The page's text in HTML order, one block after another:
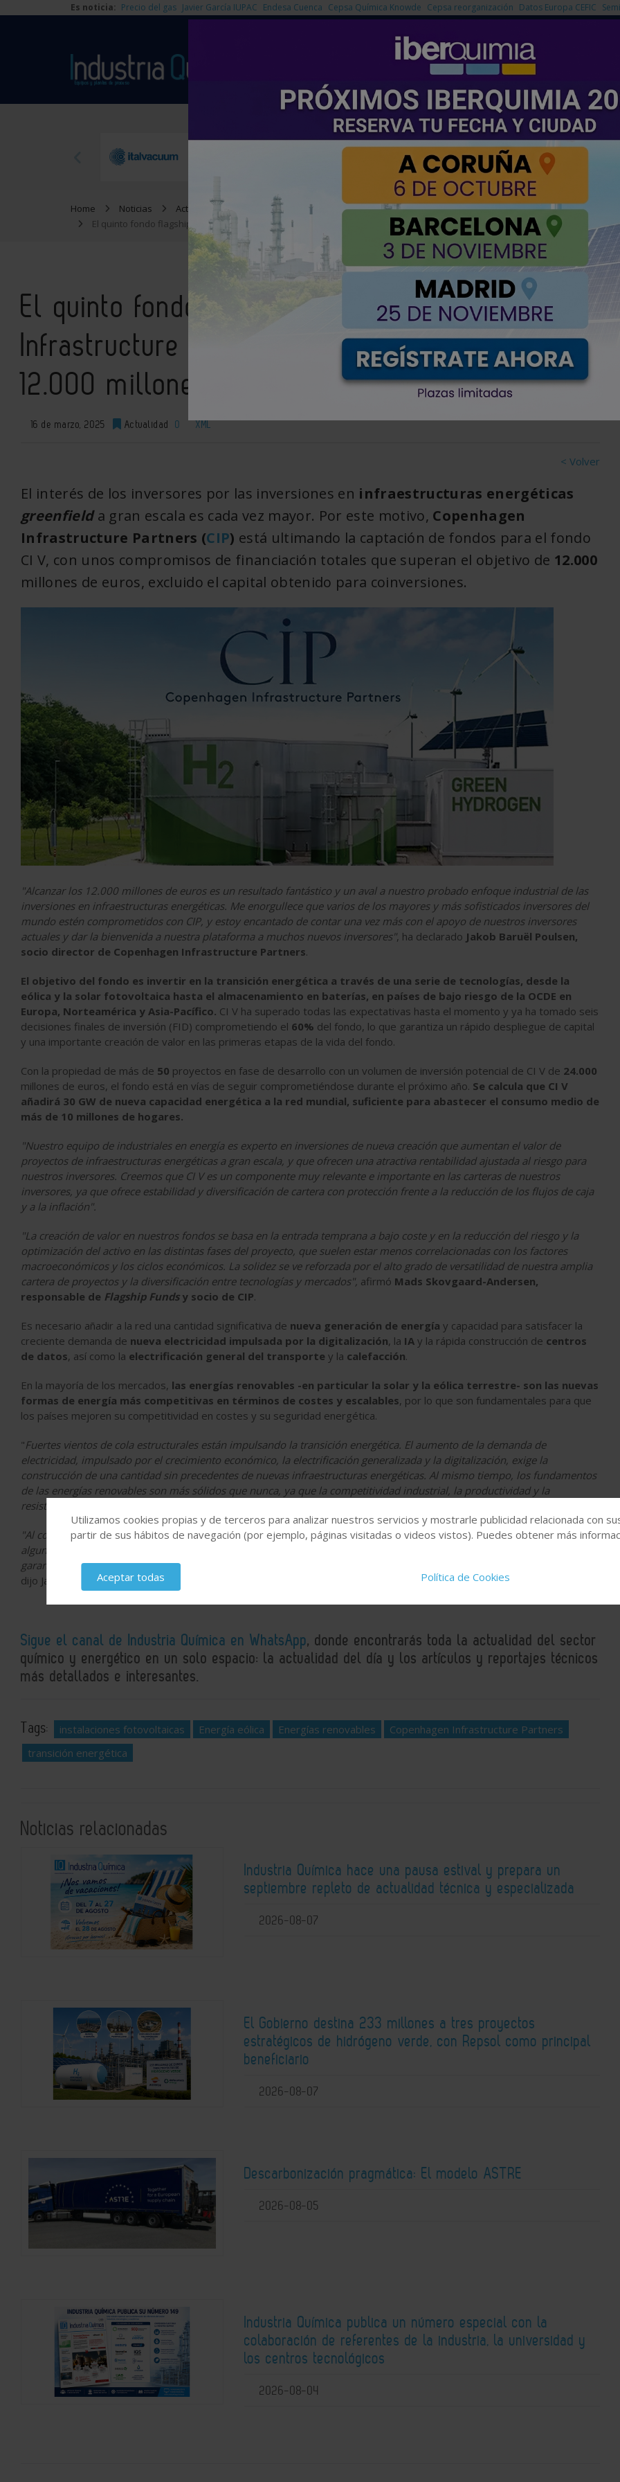
Es noticia: Precio del gas Javier García IUPAC Endesa Cuenca Cepsa Química Knowde Cepsa reorganización Datos Europa CEFIC
NOTICIAS PRODUCTOS
EMPRESAS PREMIUM
Home Noticias
Actualidad
El quinto fondo flagship de Copenhagen Infrastructure Partners supera su objetivo de 12.000 millones de euros
El quinto fondo flagship de Copenhagen
Infrastructure Partners supera su objetivo de
12.000 millones de euros
16 de marzo, 2025 Actualidad 0 XML
< Volver
El interés de los inversores por las inversiones en infraestructuras energéticas
greenfielda gran escala es cada vez mayor. Por este motivo, Copenhagen
Infrastructure Partners (CIP) está ultimando la captación de fondos para el fondo
CI V, con unos compromisos de financiación totales que superan el objetivo de 12.000
millones de euros, excluido el capital obtenido para coinversiones.
"Alcanzar los 12.000 millones de euros es un resultado fantástico y un aval a nuestro probado enfoque industrial de las
inversiones en infraestructuras energéticas. Me enorgullece que varios de los mayores y más sofisticados inversores del
mundo estén comprometidos con CIP, y estoy encantado de contar una vez más con el apoyo de nuestros inversores
actuales y dar la bienvenida a nuestra plataforma a muchos nuevos inversores", ha declarado Jakob Baruël Poulsen,
socio director de Copenhagen Infrastructure Partners.
El objetivo del fondo es invertir en la transición energética a través de una serie de tecnologías, desde la
eólica y la solar fotovoltaica hasta el almacenamiento en baterías, en países de bajo riesgo de la OCDE en
Europa, Norteamérica y Asia-Pacífico. CI V ha superado todas las expectativas hasta el momento y ya ha tomado seis
decisiones finales de inversión (FID) comprometiendo el 60% del fondo, lo que garantiza un rápido despliegue de capital
y una importante creación de valor en las primeras etapas de la vida del fondo.
Con la propiedad de más de 50 proyectos en fase de desarrollo con un volumen de inversión potencial de CI V de 24.000
millones de euros, el fondo está en vías de seguir comprometiéndose durante el próximo año. Se calcula que CI V
añadirá 30 GW de nueva capacidad energética a la red mundial, suficiente para abastecer el consumo medio de
más de 10 millones de hogares.
"Nuestro equipo de industriales en energía es experto en inversiones de nueva creación que aumentan el valor de
proyectos de infraestructuras energéticas a gran escala, y que ofrecen una atractiva rentabilidad ajustada al riesgo para
nuestros inversores. Creemos que CI V es un componente muy relevante e importante en las carteras de nuestros
inversores, ya que ofrece estabilidad y diversificación de cartera con protección frente a la reducción de los flujos de caja
y a la inflación".
"La creación de valor en nuestros fondos se basa en la entrada temprana a bajo coste y en la reducción del riesgo y la
optimización del activo en las distintas fases del proyecto, que suelen estar menos correlacionadas con los factores
macroeconómicos y los ciclos económicos. La solidez se ve reforzada por el alto grado de versatilidad de nuestra amplia
cartera de proyectos y la diversificación entre tecnologías y mercados", afirmó Mads Skovgaard-Andersen,
responsable de Flagship Fundsy socio de CIP.
Es necesario añadir a la red una cantidad significativa de nueva generación de energía y capacidad para satisfacer la
creciente demanda de nueva electricidad impulsada por la digitalización, la IA y la rápida construcción de centros
de datos, así como la electrificación general del transporte y la calefacción.
En la mayoría de los mercados, las energías renovables -en particular la solar y la eólica terrestre- son las nuevas
formas de energía más competitivas en términos de costes y escalables, por lo que son fundamentales para que
los países mejoren su competitividad en costes y su seguridad energética.
"Fuertes vientos de cola estructurales están impulsando la transición energética. El aumento de la demanda de
electricidad, impulsado por el crecimiento económico, la electrificación generalizada y la digitalización, exige la
construcción de una cantidad sin precedentes de nuevas infraestructuras energéticas. Al mismo tiempo, los fundamentos
de las energías renovables son más sólidos que nunca, ya que la competitividad industrial, la productividad y la
resistencia energética ocupan un lugar central en las agendas políticas e industriales de todo el mundo"
"Al combinar nuestra experiencia industrial y financiera, CIP se encuentra en una posición única para llevar a cabo
algunos de los proyectos energéticos más grandes, importantes y complejos del mundo, ayudando a los países a
garantizar una energía competitiva en costes, fiable y limpia, y creando valor para nuestros inversores al mismo tiempo"
dijo Jakob Baruël Poulsen.
Sigue el canal de Industria Química en WhatsApp, donde encontrarás toda la actualidad del sector
químico y energético en un solo espacio: la actualidad del día y los artículos y reportajes técnicos
más detallados e interesantes.
Tags: instalaciones fotovoltaicas Energía eólica Energías renovables
Copenhagen Infrastructure Partners
transición energética
Noticias relacionadas
Industria Química hace una pausa estival y prepara un
septiembre repleto de actualidad técnica y especializada
2026-08-07
El Gobierno destina 233 millones a tres proyectos
estratégicos de hidrógeno verde, con Repsol como principal
beneficiario
2026-08-07
Descarbonización pragmática: El modelo ASTRE
2026-08-05
Industria Química publica un número especial con la
colaboración de referentes de la industria, la universidad y
los centros tecnológicos
2026-08-04
Utilizamos cookies propias y de terceros para analizar nuestros servicios y mostrarle publicidad relacionada con
partir de sus hábitos de navegación (por ejemplo, páginas visitadas o videos vistos). Puedes obtener más
Aceptar todas Política de Cookies